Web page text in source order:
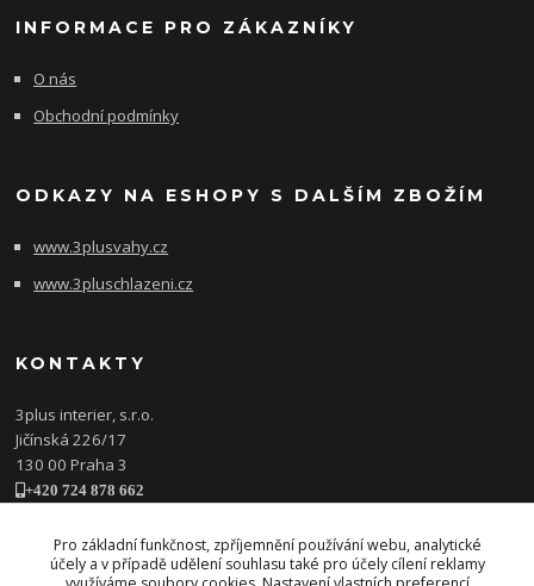
INFORMACE PRO ZÁKAZNÍKY
O nás
Obchodní podmínky
ODKAZY NA ESHOPY S DALŠÍM ZBOŽÍM
www.3plusvahy.cz
www.3pluschlazeni.cz
KONTAKTY
3plus interier, s.r.o.
Jičínská 226/17
130 00 Praha 3
+420 724 878 662
www.3plusinterier.cz
facebook
Pro základní funkčnost, zpříjemnění používání webu, analytické
účely a v případě udělení souhlasu také pro účely cílení reklamy